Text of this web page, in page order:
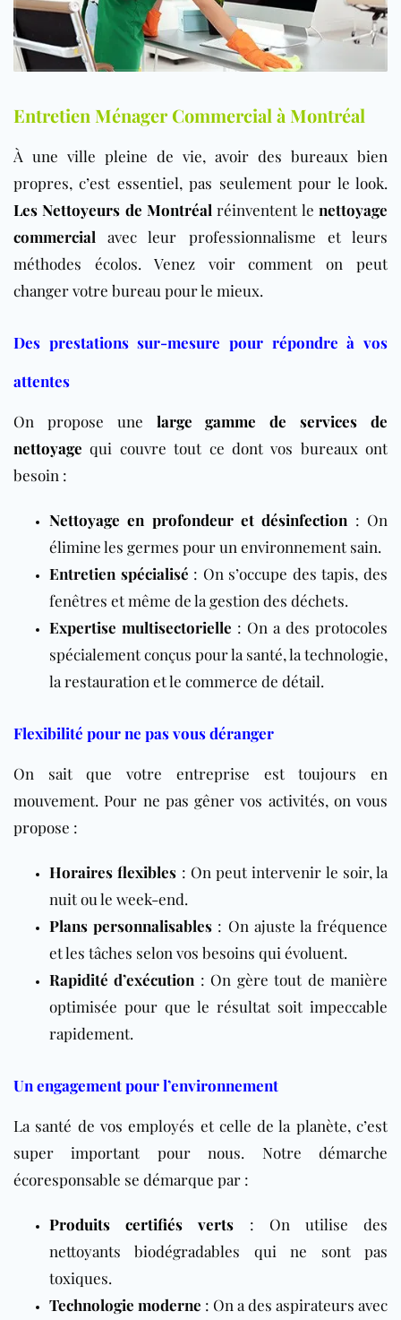
Entretien Ménager Commercial à Montréal
À une ville pleine de vie, avoir des bureaux bien
propres, c’est essentiel, pas seulement pour le look.
Les Nettoyeurs de Montréal réinventent le nettoyage
commercial avec leur professionnalisme et leurs
méthodes écolos. Venez voir comment on peut
changer votre bureau pour le mieux.
Des prestations sur-mesure pour répondre à vos
attentes
On propose une large gamme de services de
nettoyage qui couvre tout ce dont vos bureaux ont
besoin :
Nettoyage en profondeur et désinfection : On
élimine les germes pour un environnement sain.
Entretien spécialisé : On s’occupe des tapis, des
fenêtres et même de la gestion des déchets.
Expertise multisectorielle : On a des protocoles
spécialement conçus pour la santé, la technologie,
la restauration et le commerce de détail.
Flexibilité pour ne pas vous déranger
On sait que votre entreprise est toujours en
mouvement. Pour ne pas gêner vos activités, on vous
propose :
Horaires flexibles : On peut intervenir le soir, la
nuit ou le week-end.
Plans personnalisables : On ajuste la fréquence
et les tâches selon vos besoins qui évoluent.
Rapidité d’exécution : On gère tout de manière
optimisée pour que le résultat soit impeccable
rapidement.
Un engagement pour l’environnement
La santé de vos employés et celle de la planète, c’est
super important pour nous. Notre démarche
écoresponsable se démarque par :
Produits certifiés verts : On utilise des
nettoyants biodégradables qui ne sont pas
toxiques.
Technologie moderne : On a des aspirateurs avec